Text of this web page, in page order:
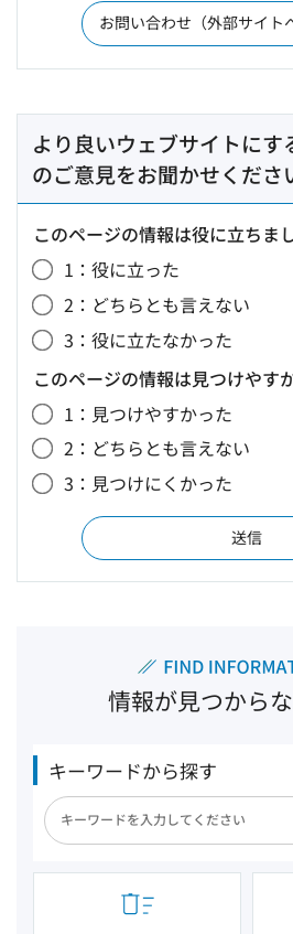
お問い合わせ（外部サイト
より良いウェブサイトにす
のご意見をお聞かせくださ
このページの情報は役に立ちま
1：役に立った
2：どちらとも言えない
3：役に立たなかった
このページの情報は見つけやす
1：見つけやすかった
2：どちらとも言えない
3：見つけにくかった
情報が見つから
キーワードから探す